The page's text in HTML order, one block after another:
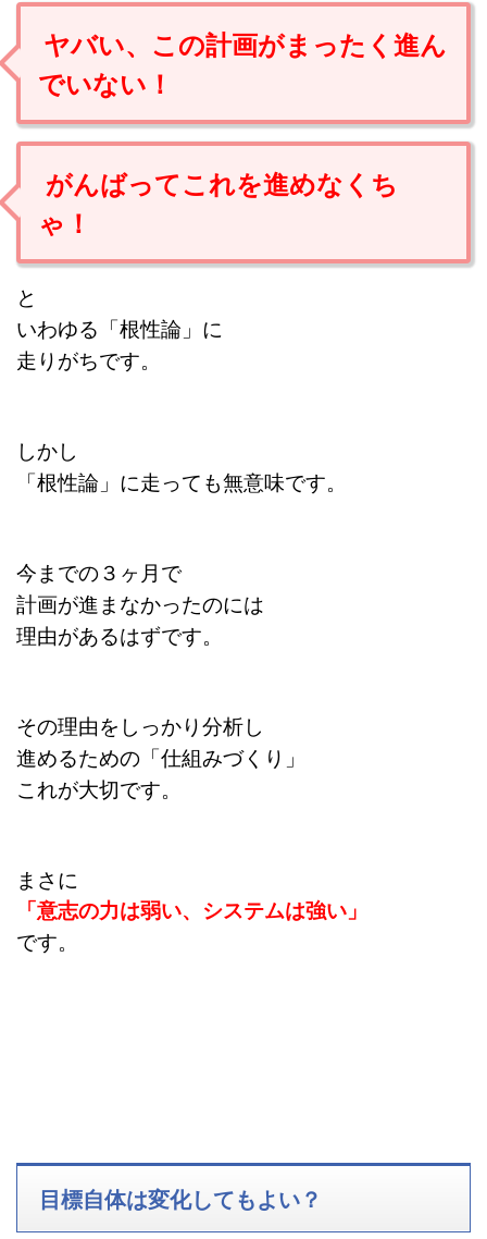
ヤバい、この計画がまったく進ん
でいない！
がんばってこれを進めなくち
ゃ！
と
いわゆる「根性論」に
走りがちです。
しかし
「根性論」に走っても無意味です。
今までの３ヶ月で
計画が進まなかったのには
理由があるはずです。
その理由をしっかり分析し
進めるための「仕組みづくり」
これが大切です。
まさに
「意志の力は弱い、システムは強い」
です。
目標自体は変化してもよい？